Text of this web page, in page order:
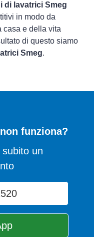
di lavatrici Smeg
in modo da
casa e della vita
di questo siamo
Smeg.
funziona?
un